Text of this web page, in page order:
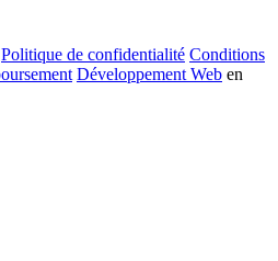
Politique de confidentialité Conditions
Développement Web en